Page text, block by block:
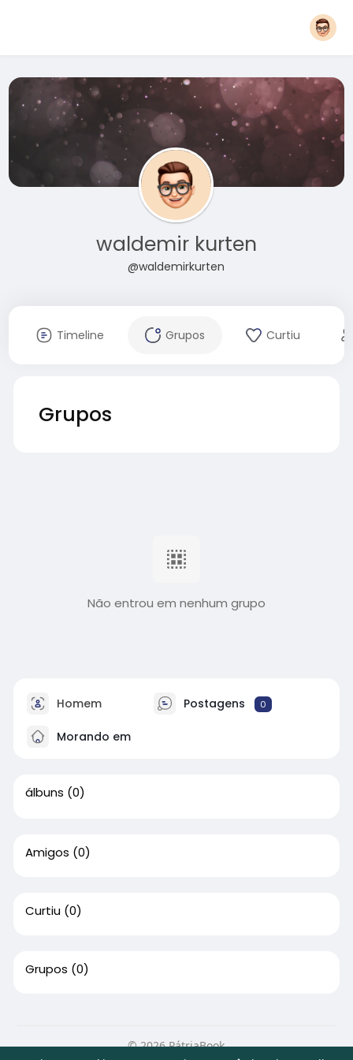
waldemir kurten
@waldemirkurten
Timeline Grupos Curtiu
Grupos
Não entrou em nenhum grupo
Homem Postagens 0
Morando em
álbuns (0)
Amigos (0)
Curtiu (0)
Grupos (0)
© 2026 PátriaBook